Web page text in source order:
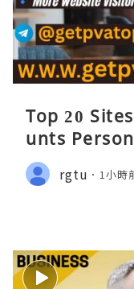
Top 20
unts
rgtu 1小時